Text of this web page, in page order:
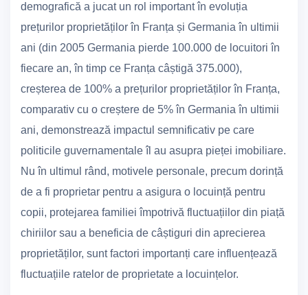
demografică a jucat un rol important în evoluția
prețurilor proprietăților în Franța și Germania în ultimii
ani (din 2005 Germania pierde 100.000 de locuitori în
fiecare an, în timp ce Franța câștigă 375.000),
creșterea de 100% a prețurilor proprietăților în Franța,
comparativ cu o creștere de 5% în Germania în ultimii
ani, demonstrează impactul semnificativ pe care
politicile guvernamentale îl au asupra pieței imobiliare.
Nu în ultimul rând, motivele personale, precum dorință
de a fi proprietar pentru a asigura o locuință pentru
copii, protejarea familiei împotrivă fluctuațiilor din piață
chiriilor sau a beneficia de câștiguri din aprecierea
proprietăților, sunt factori importanți care influențează
fluctuațiile ratelor de proprietate a locuințelor.